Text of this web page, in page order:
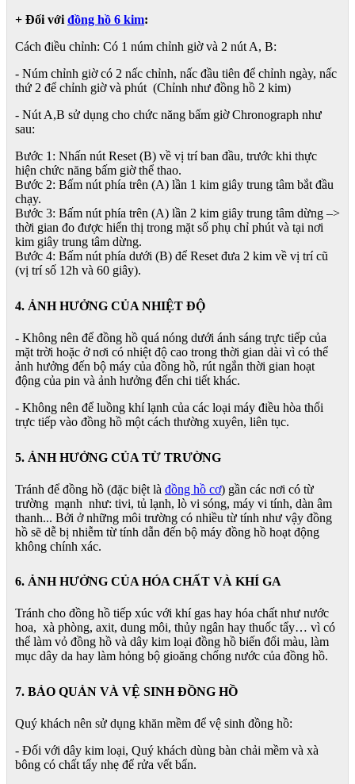
+ Đối với đồng hồ 6 kim:
Cách điều chỉnh: Có 1 núm chỉnh giờ và 2 nút A, B:
- Núm chỉnh giờ có 2 nấc chỉnh, nấc đầu tiên để chỉnh ngày, nấc
thứ 2 để chỉnh giờ và phút (Chỉnh như đồng hồ 2 kim)
- Nút A,B sử dụng cho chức năng bấm giờ Chronograph như
sau:
Bước 1: Nhấn nút Reset (B) về vị trí ban đầu, trước khi thực
hiện chức năng bấm giờ thể thao.
Bước 2: Bấm nút phía trên (A) lần 1 kim giây trung tâm bắt đầu
chạy.
Bước 3: Bấm nút phía trên (A) lần 2 kim giây trung tâm dừng –>
thời gian đo được hiển thị trong mặt số phụ chỉ phút và tại nơi
kim giây trung tâm dừng.
Bước 4: Bấm nút phía dưới (B) để Reset đưa 2 kim về vị trí cũ
(vị trí số 12h và 60 giây).
4. ẢNH HƯỞNG CỦA NHIỆT ĐỘ
- Không nên để đồng hồ quá nóng dưới ánh sáng trực tiếp của
mặt trời hoặc ở nơi có nhiệt độ cao trong thời gian dài vì có thể
ảnh hưởng đến bộ máy của đồng hồ, rút ngắn thời gian hoạt
động của pin và ảnh hưởng đến chi tiết khác.
- Không nên để luồng khí lạnh của các loại máy điều hòa thổi
trực tiếp vào đồng hồ một cách thường xuyên, liên tục.
5. ẢNH HƯỞNG CỦA TỪ TRƯỜNG
Tránh để đồng hồ (đặc biệt là đồng hồ cơ) gần các nơi có từ
trường mạnh như: tivi, tủ lạnh, lò vi sóng, máy vi tính, dàn âm
thanh... Bởi ở những môi trường có nhiều từ tính như vậy đồng
hồ sẽ dễ bị nhiễm từ tính dẫn đến bộ máy đồng hồ hoạt động
không chính xác.
6. ẢNH HƯỞNG CỦA HÓA CHẤT VÀ KHÍ GA
Tránh cho đồng hồ tiếp xúc với khí gas hay hóa chất như nước
hoa, xà phòng, axit, dung môi, thủy ngân hay thuốc tẩy… vì có
thể làm vỏ đồng hồ và dây kim loại đồng hồ biến đổi màu, làm
mục dây da hay làm hỏng bộ gioăng chống nước của đồng hồ.
7. BẢO QUẢN VÀ VỆ SINH ĐỒNG HỒ
Quý khách nên sử dụng khăn mềm để vệ sinh đồng hồ:
- Đối với dây kim loại, Quý khách dùng bàn chải mềm và xà
bông có chất tẩy nhẹ để rửa vết bẩn.